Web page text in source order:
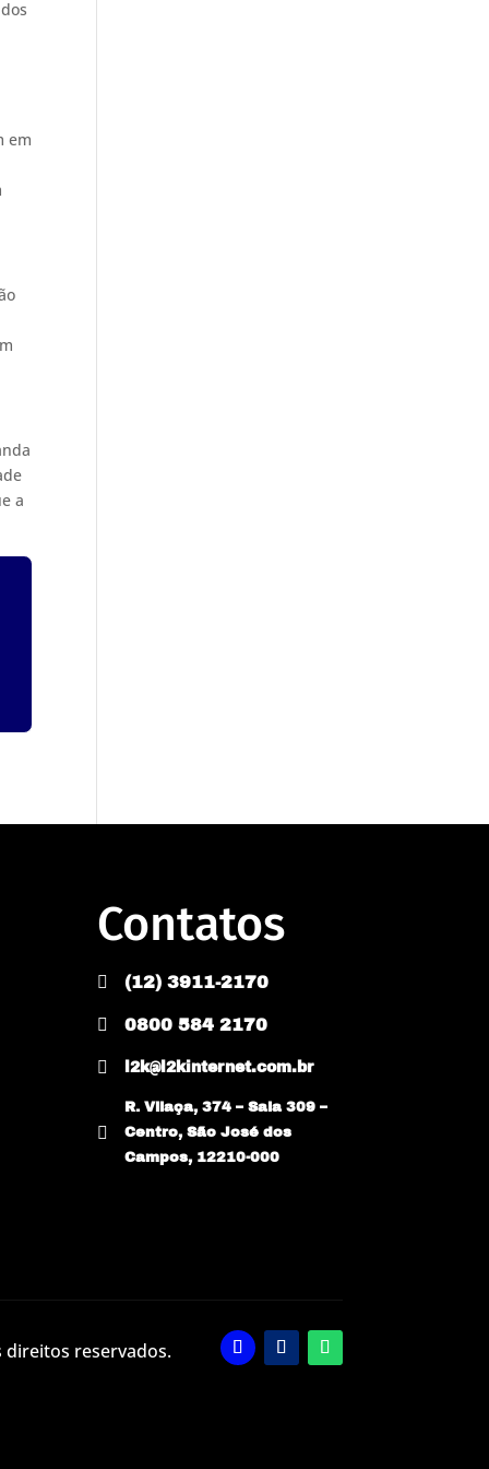
em
a
Contatos
 (12) 3911-2170
 0800 584 2170
 l2k@l2kinternet.com.br

R. Vilaça, 374 – Sala 309 –
Centro, São José dos
Campos, 12210-000
direitos reservados.